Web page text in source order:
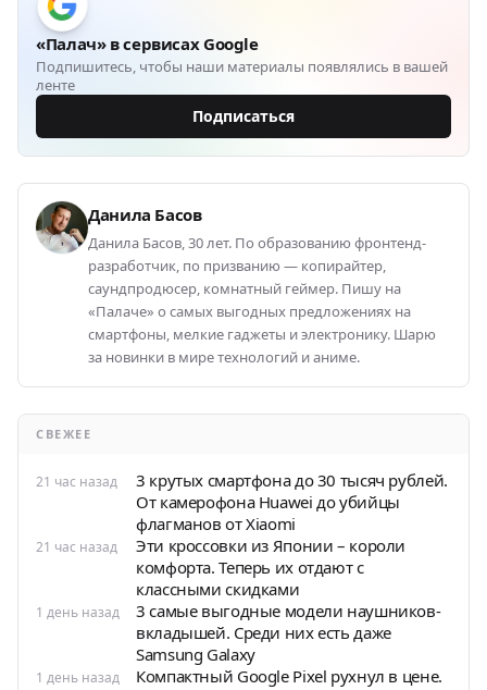
«Палач» в сервисах Google
Подпишитесь, чтобы наши материалы появлялись в вашей
ленте
Подписаться
Данила Басов
Данила Басов, 30 лет. По образованию фронтенд-
разработчик, по призванию — копирайтер,
саундпродюсер, комнатный геймер. Пишу на
«Палаче» о самых выгодных предложениях на
смартфоны, мелкие гаджеты и электронику. Шарю
за новинки в мире технологий и аниме.
СВЕЖЕЕ
21 час назад
3 крутых смартфона до 30 тысяч рублей.
От камерофона Huawei до убийцы
флагманов от Xiaomi
21 час назад
Эти кроссовки из Японии – короли
комфорта. Теперь их отдают с
классными скидками
1 день назад
3 самые выгодные модели наушников-
вкладышей. Среди них есть даже
Samsung Galaxy
1 день назад
Компактный Google Pixel рухнул в цене.